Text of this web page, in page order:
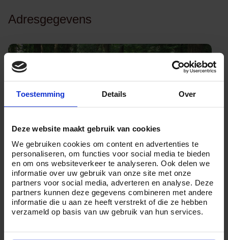
Toestemming Details Over
Deze website maakt gebruik van cookies
We gebruiken cookies om content en advertenties te
personaliseren, om functies voor social media te bieden
en om ons websiteverkeer te analyseren. Ook delen we
informatie over uw gebruik van onze site met onze
partners voor social media, adverteren en analyse. Deze
partners kunnen deze gegevens combineren met andere
informatie die u aan ze heeft verstrekt of die ze hebben
verzameld op basis van uw gebruik van hun services.
Adresgegevens
7825 TH Emmen
Routebeschrijving